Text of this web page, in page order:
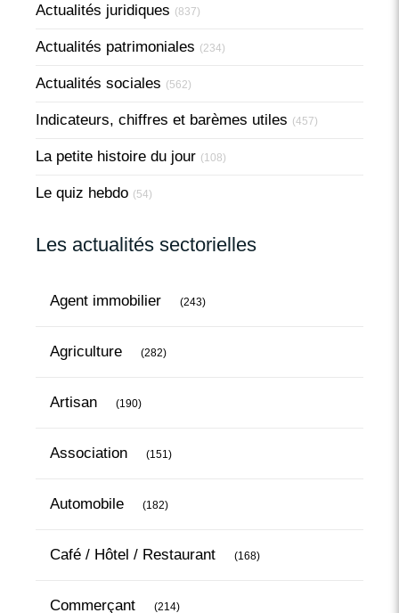
Actualités juridiques (837)
Actualités patrimoniales (234)
Actualités sociales (562)
Indicateurs, chiffres et barèmes utiles (457)
La petite histoire du jour (108)
Le quiz hebdo (54)
Les actualités sectorielles
Agent immobilier (243)
Agriculture (282)
Artisan (190)
Association (151)
Automobile (182)
Café / Hôtel / Restaurant (168)
Commerçant (214)